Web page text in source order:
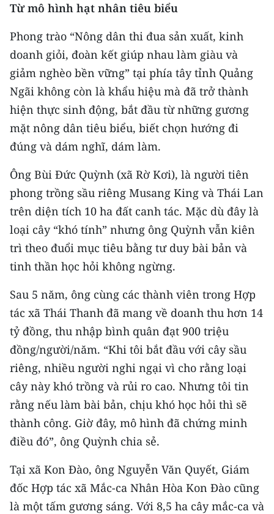
MEDIA CENTER
E-Magazine
Video
Media Chính trị
Media Văn hóa
Media Xã hội
Media Pháp luật
Media Du lịch
Media Thế giới
Media Thể thao
Media Giáo dục
Media Y tế
Media Khoa học - Công nghệ
Media Môi trường
Infographic
Từ mô hình hạt nhân tiêu biểu
Phong trào “Nông dân thi đua sản xuất, kinh
doanh giỏi, đoàn kết giúp nhau làm giàu và
giảm nghèo bền vững” tại phía tây tỉnh Quảng
Ngãi không còn là khẩu hiệu mà đã trở thành
hiện thực sinh động, bắt đầu từ những gương
mặt nông dân tiêu biểu, biết chọn hướng đi
đúng và dám nghĩ, dám làm.
Ông Bùi Đức Quỳnh (xã Rờ Kơi), là người tiên
phong trồng sầu riêng Musang King và Thái Lan
trên diện tích 10 ha đất canh tác. Mặc dù đây là
loại cây “khó tính” nhưng ông Quỳnh vẫn kiên
trì theo đuổi mục tiêu bằng tư duy bài bản và
tinh thần học hỏi không ngừng.
Sau 5 năm, ông cùng các thành viên trong Hợp
tác xã Thái Thanh đã mang về doanh thu hơn 14
tỷ đồng, thu nhập bình quân đạt 900 triệu
đồng/người/năm. “Khi tôi bắt đầu với cây sầu
riêng, nhiều người nghi ngại vì cho rằng loại
cây này khó trồng và rủi ro cao. Nhưng tôi tin
rằng nếu làm bài bản, chịu khó học hỏi thì sẽ
thành công. Giờ đây, mô hình đã chứng minh
điều đó”, ông Quỳnh chia sẻ.
Tại xã Kon Đào, ông Nguyễn Văn Quyết, Giám
đốc Hợp tác xã Mắc-ca Nhân Hòa Kon Đào cũng
là một tấm gương sáng. Với 8,5 ha cây mắc-ca và